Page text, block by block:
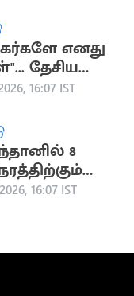
எனது
தேசிய
தனுஷ்
16:07 IST
8
16:07 IST